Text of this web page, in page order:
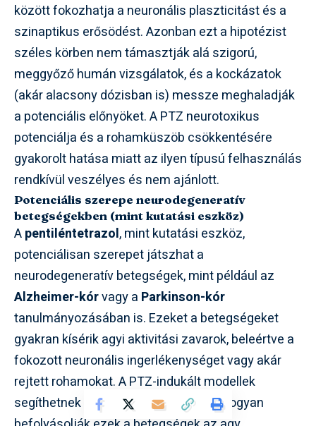
között fokozhatja a neuronális plaszticitást és a
szinaptikus erősödést. Azonban ezt a hipotézist
széles körben nem támasztják alá szigorú,
meggyőző humán vizsgálatok, és a kockázatok
(akár alacsony dózisban is) messze meghaladják
a potenciális előnyöket. A PTZ neurotoxikus
potenciálja és a rohamküszöb csökkentésére
gyakorolt hatása miatt az ilyen típusú felhasználás
rendkívül veszélyes és nem ajánlott.
Potenciális szerepe neurodegeneratív
betegségekben (mint kutatási eszköz)
Apentiléntetrazol, mint kutatási eszköz,
potenciálisan szerepet játszhat a
neurodegeneratív betegségek, mint például az
Alzheimer-kórvagy a Parkinson-kór
tanulmányozásában is. Ezeket a betegségeket
gyakran kísérik agyi aktivitási zavarok, beleértve a
fokozott neuronális ingerlékenységet vagy akár
rejtett rohamokat. A PTZ-indukált modellek
segíthetnek a kutatóknak megérteni, hogyan